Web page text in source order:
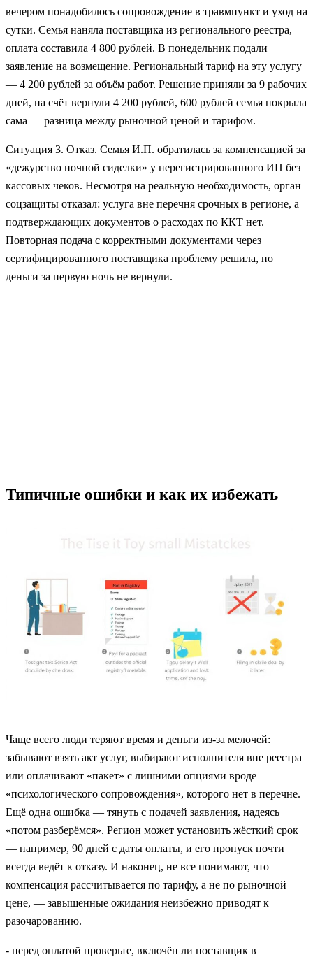
вечером понадобилось сопровождение в травмпункт и уход на
сутки. Семья наняла поставщика из регионального реестра,
оплата составила 4 800 рублей. В понедельник подали
заявление на возмещение. Региональный тариф на эту услугу
— 4 200 рублей за объём работ. Решение приняли за 9 рабочих
дней, на счёт вернули 4 200 рублей, 600 рублей семья покрыла
сама — разница между рыночной ценой и тарифом.
Ситуация 3. Отказ. Семья И.П. обратилась за компенсацией за
«дежурство ночной сиделки» у нерегистрированного ИП без
кассовых чеков. Несмотря на реальную необходимость, орган
соцзащиты отказал: услуга вне перечня срочных в регионе, а
подтверждающих документов о расходах по ККТ нет.
Повторная подача с корректными документами через
сертифицированного поставщика проблему решила, но
деньги за первую ночь не вернули.
Типичные ошибки и как их избежать
Чаще всего люди теряют время и деньги из‑за мелочей:
забывают взять акт услуг, выбирают исполнителя вне реестра
или оплачивают «пакет» с лишними опциями вроде
«психологического сопровождения», которого нет в перечне.
Ещё одна ошибка — тянуть с подачей заявления, надеясь
«потом разберёмся». Регион может установить жёсткий срок
— например, 90 дней с даты оплаты, и его пропуск почти
всегда ведёт к отказу. И наконец, не все понимают, что
компенсация рассчитывается по тарифу, а не по рыночной
цене, — завышенные ожидания неизбежно приводят к
разочарованию.
- перед оплатой проверьте, включён ли поставщик в